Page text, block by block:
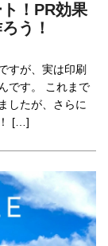
！PR効果
う！
すが、実は印刷
です。 これまで
したが、さらに
[…]